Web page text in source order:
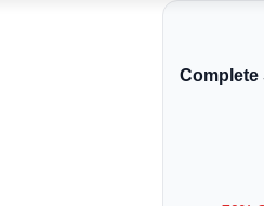
Complete